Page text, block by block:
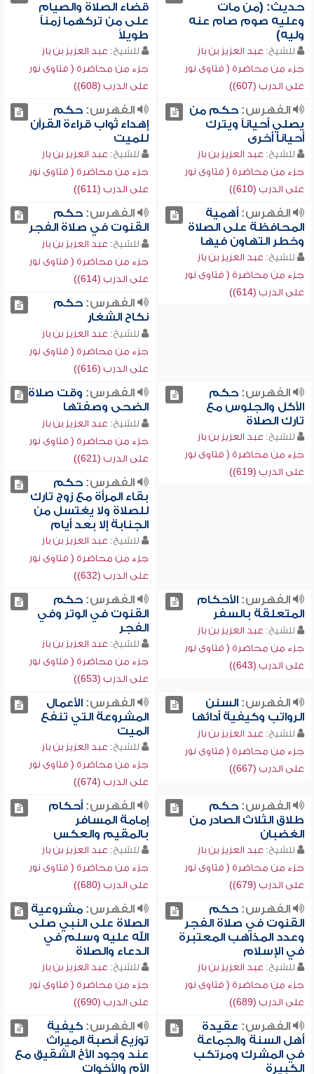
حديث: (من مات
وعليه صوم صام عنه
وليه)
للشيخ: عبد العزيز بن باز
جزء من محاضرة ( فتاوى نور
على الدرب (607))
قضاء الصلاة والصيام
على من تركهما زمناً
طويلاً
للشيخ: عبد العزيز بن باز
جزء من محاضرة ( فتاوى نور
على الدرب (608))
الفهرس:حكم من
يصلي أحياناً ويترك
أحياناً أخرى
للشيخ: عبد العزيز بن باز
جزء من محاضرة ( فتاوى نور
على الدرب (610))
الفهرس:حكم
إهداء ثواب قراءة القرآن
للميت
للشيخ: عبد العزيز بن باز
جزء من محاضرة ( فتاوى نور
على الدرب (611))
الفهرس:أهمية
المحافظة على الصلاة
وخطر التهاون فيها
للشيخ: عبد العزيز بن باز
جزء من محاضرة ( فتاوى نور
على الدرب (614))
الفهرس:حكم
القنوت في صلاة الفجر
للشيخ: عبد العزيز بن باز
جزء من محاضرة ( فتاوى نور
على الدرب (614))
الفهرس:حكم
نكاح الشغار
للشيخ: عبد العزيز بن باز
جزء من محاضرة ( فتاوى نور
على الدرب (616))
الفهرس:حكم
الأكل والجلوس مع
تارك الصلاة
للشيخ: عبد العزيز بن باز
جزء من محاضرة ( فتاوى نور
على الدرب (619))
الفهرس: وقت صلاة
الضحى وصفتها
للشيخ: عبد العزيز بن باز
جزء من محاضرة ( فتاوى نور
على الدرب (621))
الفهرس:حكم
بقاء المرأة مع زوج تارك
للصلاة ولا يغتسل من
الجنابة إلا بعد أيام
للشيخ: عبد العزيز بن باز
جزء من محاضرة ( فتاوى نور
على الدرب (632))
الفهرس:الأحكام
المتعلقة بالسفر
للشيخ: عبد العزيز بن باز
جزء من محاضرة ( فتاوى نور
على الدرب (643))
الفهرس:حكم
القنوت في الوتر وفي
الفجر
للشيخ: عبد العزيز بن باز
جزء من محاضرة ( فتاوى نور
على الدرب (653))
الفهرس:السنن
الرواتب وكيفية أدائها
للشيخ: عبد العزيز بن باز
جزء من محاضرة ( فتاوى نور
على الدرب (667))
الفهرس:الأعمال
المشروعة التي تنفع
الميت
للشيخ: عبد العزيز بن باز
جزء من محاضرة ( فتاوى نور
على الدرب (674))
الفهرس:حكم
طلاق الثلاث الصادر من
الغضبان
للشيخ: عبد العزيز بن باز
جزء من محاضرة ( فتاوى نور
على الدرب (679))
الفهرس:أحكام
إمامة المسافر
بالمقيم والعكس
للشيخ: عبد العزيز بن باز
جزء من محاضرة ( فتاوى نور
على الدرب (680))
الفهرس:حكم
القنوت في صلاة الفجر
وعدد المذاهب المعتبرة
في الإسلام
للشيخ: عبد العزيز بن باز
جزء من محاضرة ( فتاوى نور
على الدرب (689))
الفهرس:مشروعية
الصلاة على النبي صلى
الله عليه وسلم في
الدعاء والصلاة
للشيخ: عبد العزيز بن باز
جزء من محاضرة ( فتاوى نور
على الدرب (690))
الفهرس: عقيدة
أهل السنة والجماعة
في المشرك ومرتكب
الكبيرة
الفهرس:كيفية
توزيع أنصبة الميراث
عند وجود الأخ الشقيق مع
الأم والأخوات